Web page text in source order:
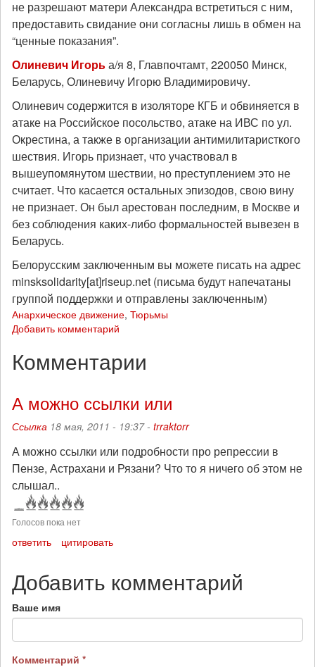
не разрешают матери Александра встретиться с ним,
предоставить свидание они согласны лишь в обмен на
“ценные показания”.
Олиневич Игорьа/я 8, Главпочтамт, 220050 Минск,
Беларусь, Олиневичу Игорю Владимировичу.
Олиневич содержится в изоляторе КГБ и обвиняется в
атаке на Российское посольство, атаке на ИВС по ул.
Окрестина, а также в организации антимилитаристкого
шествия. Игорь признает, что участвовал в
вышеупомянутом шествии, но преступлением это не
считает. Что касается остальных эпизодов, свою вину
не признает. Он был арестован последним, в Москве и
без соблюдения каких-либо формальностей вывезен в
Беларусь.
Белорусским заключенным вы можете писать на адрес
minsksolidarity[at]riseup.net (письма будут напечатаны
группой поддержки и отправлены заключенным)
Анархическое движение, Тюрьмы
Добавить комментарий
Комментарии
А можно ссылки или
Ссылка 18 мая, 2011 - 19:37 - trraktorr
А можно ссылки или подробности про репрессии в
Пензе, Астрахани и Рязани? Что то я ничего об этом не
слышал..
Голосов пока нет
ответить цитировать
Добавить комментарий
Ваше имя
Комментарий *